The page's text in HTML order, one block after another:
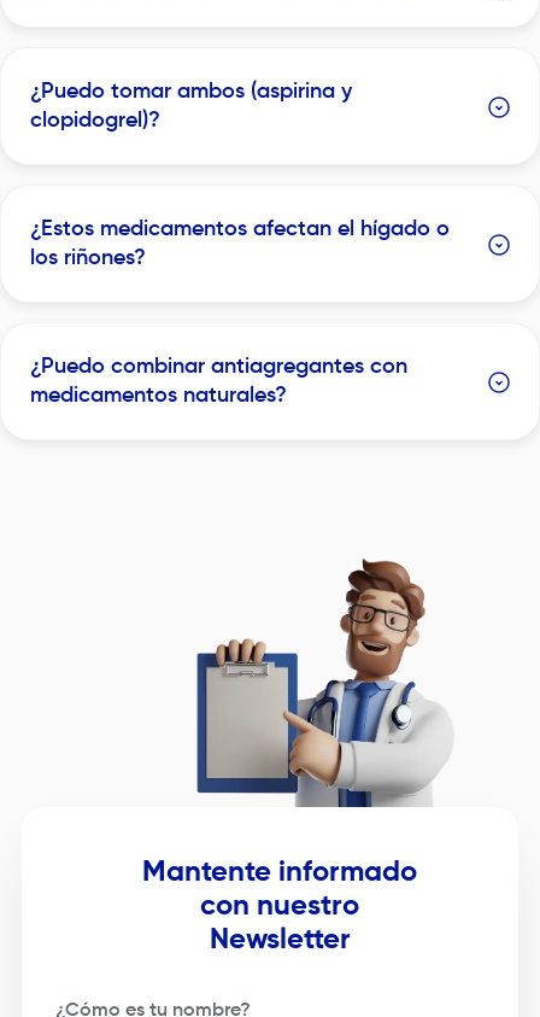
¿Puedo tomar ambos (aspirina y
clopidogrel)?
¿Estos medicamentos afectan el hígado o
los riñones?
¿Puedo combinar antiagregantes con
medicamentos naturales?
Mantente informado
con nuestro
Newsletter
¿Cómo es tu nombre?